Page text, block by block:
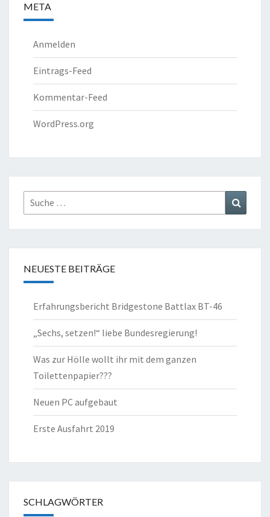
META
Anmelden
Eintrags-Feed
Kommentar-Feed
WordPress.org
Suche
nach:
NEUESTE BEITRÄGE
Erfahrungsbericht Bridgestone Battlax BT-46
„Sechs, setzen!“ liebe Bundesregierung!
Was zur Hölle wollt ihr mit dem ganzen
Toilettenpapier???
Neuen PC aufgebaut
Erste Ausfahrt 2019
SCHLAGWÖRTER